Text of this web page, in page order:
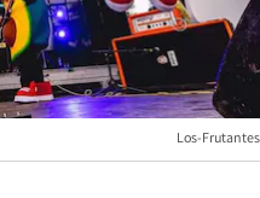
Los-Frutantes